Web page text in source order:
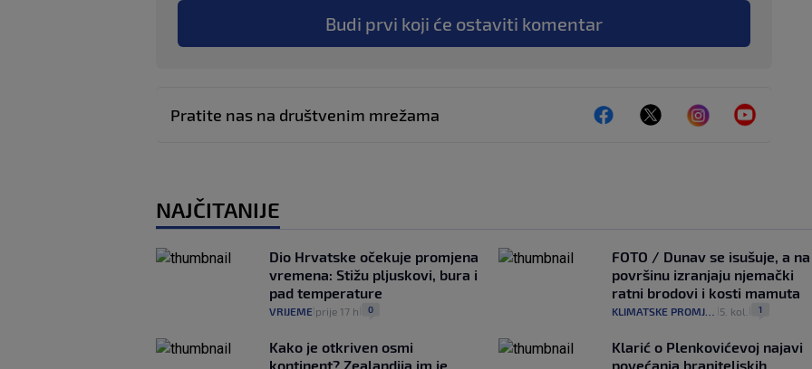
Budi prvi koji će ostaviti komentar
Pratite nas na društvenim mrežama
NAJČITANIJE
Dio Hrvatske očekuje promjena
vremena: Stižu pljuskovi, bura i
pad temperature
VRIJEME prije 17 h 0
FOTO / Dunav se isušuje, a na
površinu izranjaju njemački
ratni brodovi i kosti mamuta
KLIMATSKE PROMJENE 5. kol. 1
Kako je otkriven osmi
kontinent? Zealandija im je
Klarić o Plenkovićevoj najavi
povećanja braniteljskih